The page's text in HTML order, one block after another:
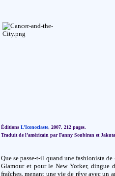
Éditions L’Iconoclaste, 2007, 212 pages.
Traduit de l’américain par Fanny Soubiran et
Que se passe-t-il quand une fashionista
Glamour et pour le New Yorker, dingue
fraîches, menant une vie de rêve avec un